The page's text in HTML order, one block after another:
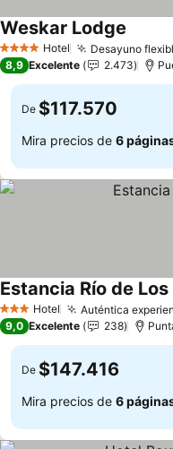
4 EstrellasHotel Desayuno
Weskar Lodge
8,9 Excelente 2.473
De $117.570
Mira precios de 6
3 Estrellas
Hotel Auténtica
Estancia Río de
9,0 Excelente 238
De $147.416
Mira precios de 6